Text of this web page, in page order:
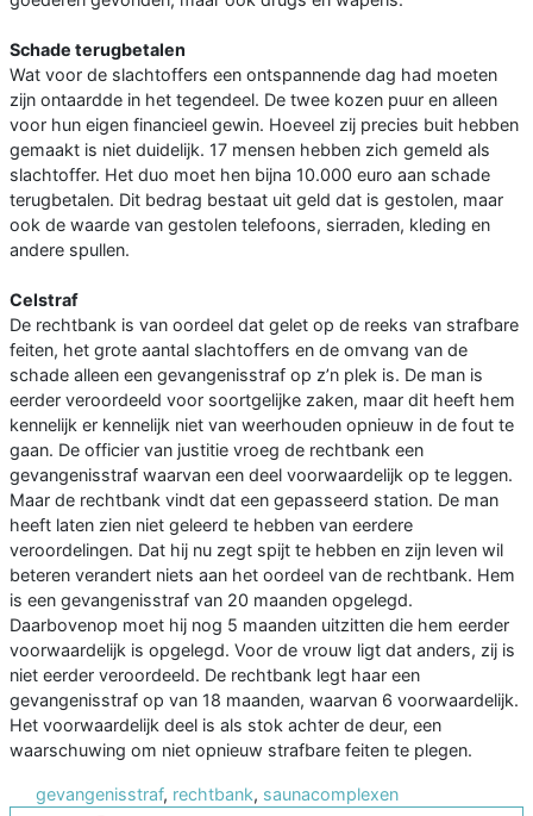
Schade terugbetalen
Wat voor de slachtoffers een ontspannende dag had moeten
zijn ontaardde in het tegendeel. De twee kozen puur en alleen
voor hun eigen financieel gewin. Hoeveel zij precies buit hebben
gemaakt is niet duidelijk. 17 mensen hebben zich gemeld als
slachtoffer. Het duo moet hen bijna 10.000 euro aan schade
terugbetalen. Dit bedrag bestaat uit geld dat is gestolen, maar
ook de waarde van gestolen telefoons, sierraden, kleding en
andere spullen.
Celstraf
De rechtbank is van oordeel dat gelet op de reeks van strafbare
feiten, het grote aantal slachtoffers en de omvang van de
schade alleen een gevangenisstraf op z’n plek is. De man is
eerder veroordeeld voor soortgelijke zaken, maar dit heeft hem
kennelijk er kennelijk niet van weerhouden opnieuw in de fout te
gaan. De officier van justitie vroeg de rechtbank een
gevangenisstraf waarvan een deel voorwaardelijk op te leggen.
Maar de rechtbank vindt dat een gepasseerd station. De man
heeft laten zien niet geleerd te hebben van eerdere
veroordelingen. Dat hij nu zegt spijt te hebben en zijn leven wil
beteren verandert niets aan het oordeel van de rechtbank. Hem
is een gevangenisstraf van 20 maanden opgelegd.
Daarbovenop moet hij nog 5 maanden uitzitten die hem eerder
voorwaardelijk is opgelegd. Voor de vrouw ligt dat anders, zij is
niet eerder veroordeeld. De rechtbank legt haar een
gevangenisstraf op van 18 maanden, waarvan 6 voorwaardelijk.
Het voorwaardelijk deel is als stok achter de deur, een
waarschuwing om niet opnieuw strafbare feiten te plegen.
gevangenisstraf, rechtbank, saunacomplexen